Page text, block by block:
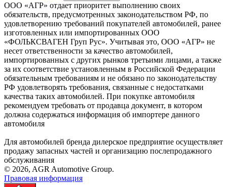
ООО «АГР» отдает приоритет выполнению своих
обязательств, предусмотренных законодательством РФ, по
удовлетворению требований покупателей автомобилей, ранее
изготовленных или импортированных ООО
«ФОЛЬКСВАГЕН Груп Рус». Учитывая это, ООО «АГР» не
несет ответственности за качество автомобилей,
импортированных с других рынков третьими лицами, а также
за их соответствие установленным в Российской Федерации
обязательным требованиям и не обязано по законодательству
РФ удовлетворять требования, связанные с недостатками
качества таких автомобилей. При покупке автомобиля
рекомендуем требовать от продавца документ, в котором
должна содержаться информация об импортере данного
автомобиля
Для автомобилей бренда дилерское предприятие осуществляет
продажу запасных частей и организацию послепродажного
обслуживания
© 2026, AGR Automotive Group.
Правовая информация